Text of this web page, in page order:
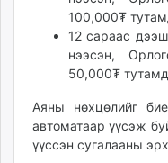
unuudur.mn
isee.mn
mglradio.com
itoim.mn
tumen.mn
shuum.mn
100,000₮
12 сараас
нээсэн,
50,000₮
Аяны нөхцөлийг
автоматаар үүсэж
үүссэн сугалааны